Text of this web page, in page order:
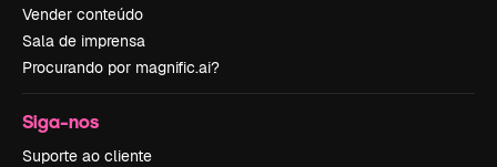
Vender conteúdo
Sala de imprensa
Procurando por magnific.ai?
Siga-nos
Suporte ao cliente